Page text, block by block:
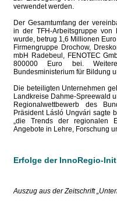
verwendet werden.
Der Gesamtumfang der
in der TFH-Arbeitsgruppe von
wurde, betrug 1,6 Millionen
Firmengruppe Drochow,
mbH Radebeul, FENOTEC
800000 Euro bei.
Bundesministerium für Bildung
Die beteiligten Unternehmen
Landkreise Dahme-Spreewald
Regionalwettbewerb des
Präsident Lásló Ungvári sagte
„die Trends der regionalen
Angebote in Lehre, Forschung
Erfolge der InnoRegio-
Auszug aus der Zeitschrift